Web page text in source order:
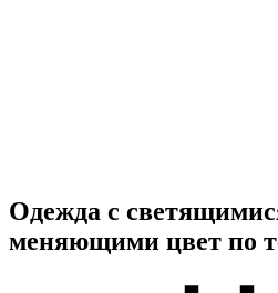
Одежда с
меняющими цвет по